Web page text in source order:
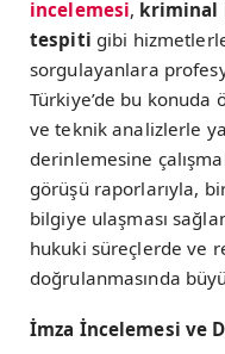
incelemesi, kriminal
tespiti gibi
sorgulayanlara
Türkiye’de bu konuda
ve teknik analizlerle
derinlemesine
görüşü raporlarıyla,
bilgiye ulaşması
hukuki süreçlerde ve
doğrulanmasında
İmza İncelemesi ve